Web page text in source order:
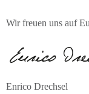
Wir freuen uns auf
Enrico Drechsel